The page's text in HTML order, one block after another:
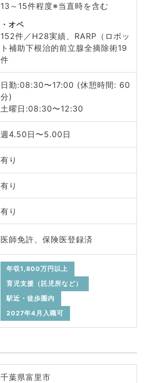
13～15件程度※当直時を含む
オペ
152件／H28実績、RARP（ロボッ
ト補助下根治的前立腺全摘除術19
件
日勤:08:30〜17:00 (休憩時間: 60
分)
土曜日:08:30〜12:30
週4.50日〜5.00日
有り
有り
有り
医師免許、保険医登録済
年収1,800万円以上
育児支援（託児所など）
駅近・徒歩圏内
2027年4月入職可
千葉県富里市